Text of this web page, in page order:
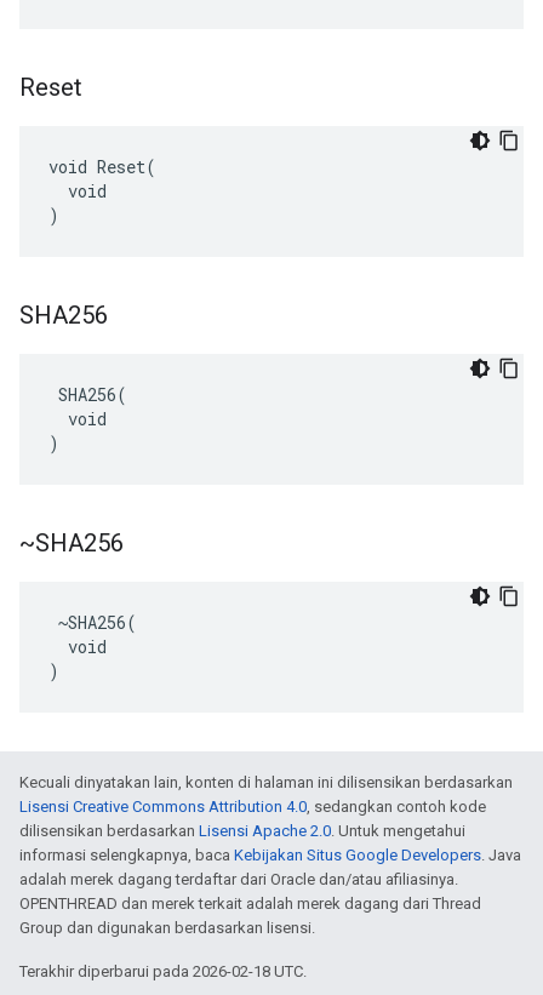
Reset
void Reset(
  void
)
SHA256
SHA256(
  void
)
~SHA256
~SHA256(
  void
)
Kecuali dinyatakan lain, konten di halaman ini dilisensikan berdasarkan
Lisensi Creative Commons Attribution 4.0, sedangkan contoh kode
dilisensikan berdasarkan Lisensi Apache 2.0. Untuk mengetahui
informasi selengkapnya, baca Kebijakan Situs Google Developers. Java
adalah merek dagang terdaftar dari Oracle dan/atau afiliasinya.
OPENTHREAD dan merek terkait adalah merek dagang dari Thread
Group dan digunakan berdasarkan lisensi.
Terakhir diperbarui pada 2026-02-18 UTC.